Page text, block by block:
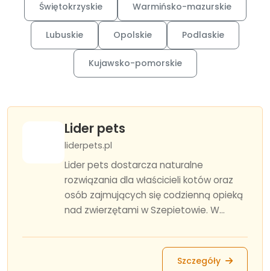
Świętokrzyskie Warmińsko-mazurskie
Lubuskie Opolskie Podlaskie
Kujawsko-pomorskie
Lider pets
liderpets.pl
Lider pets dostarcza naturalne
rozwiązania dla właścicieli kotów oraz
osób zajmujących się codzienną opieką
nad zwierzętami w Szepietowie. W...
Szczegóły